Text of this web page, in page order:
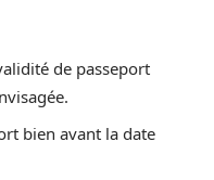
de passeport
bien avant la date